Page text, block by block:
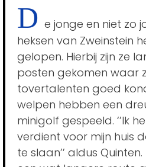
D e jonge en niet zo
heksen van Zweinstein
gelopen. Hierbij zijn ze
posten gekomen waar
tovertalenten goed
welpen hebben een
minigolf gespeeld. ‘’Ik
verdient voor mijn huis
te slaan’’ aldus